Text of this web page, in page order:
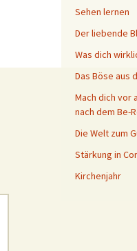
Sehen lernen
Der liebende
Was dich
Das Böse aus
Mach dich vor
nach dem Be-
Die Welt zum
Stärkung in
Kirchenjahr